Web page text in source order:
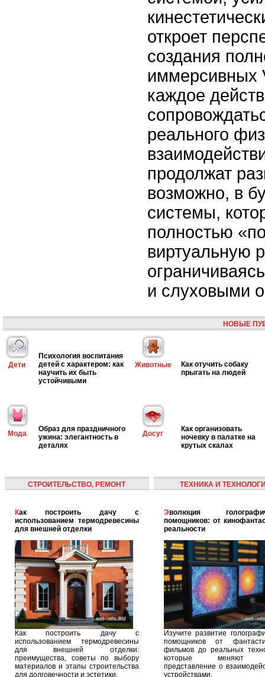
откроет
создания
иммерсивных
каждое
реального
продолжат
возможно, в
системы,
полностью
виртуальную
и слуховыми
НОВЫЕ
Дети
Психология воспитания
детей с характером: как
научить их быть
устойчивыми
Животные
Как отучить собаку
прыгать на людей
Мода
Образ для праздничного
ужина: элегантность в
деталях
Досуг
Как организовать
ночевку в палатке на
крутых скалах
СТРОИТЕЛЬСТВО, РЕМОНТ
Как построить дачу с
использованием термодревесины
для внешней отделки
Как построить дачу с
использованием термодревесины
для внешней отделки:
преимущества, советы по выбору
материалов и этапы строительства
для долговечности и эстетики.
ТЕХНИКА И
Эволюция голографических
помощников: от
реальности
Изучите развитие
помощников от
фильмов до реальных
которые меняют
представление о
устройствами.